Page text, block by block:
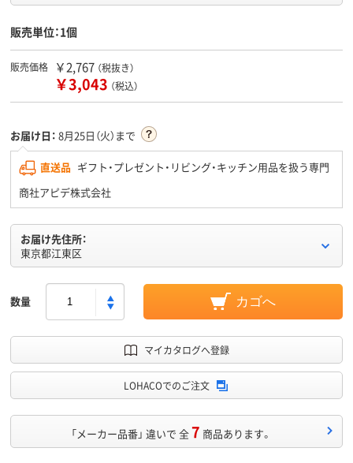
販売単位：1個
販売価格 ￥2,767 （税抜き）
￥3,043 （税込）
お届け日： 8月25日（火）まで
直送品 ギフト・プレゼント・リビング・キッチン用品を扱う専門
商社アピデ株式会社
お届け先住所：
東京都江東区
数量 カゴへ
マイカタログへ登録
LOHACOでのご注文
「メーカー品番」 違いで 全7 商品あります。